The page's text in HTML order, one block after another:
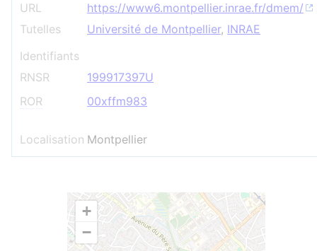
URL
https://www6.montpellier.inrae.fr/dmem/
Tutelles
Université de Montpellier, INRAE
Identifiants
RNSR
199917397U
ROR
00xffm983
Localisation Montpellier
+
−